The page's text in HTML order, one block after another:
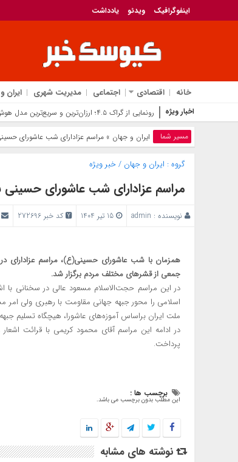
اینفوگرافیک ویدئو یادداشت
خانه اقتصادی اجتماعی مدیریت شهری ایران
اخبار ویژه رونمایی از گراک ۴.۵؛ ارزان‌ترین و سریع‌ترین مدل هوش مصنوعی ایلان ماسک برای رقابت با جی‌پی‌تی
مسیر شما ایران و جهان » مراسم عزادارای شب عاشورای
گروه : ایران و جهان /خبر ویژه
مراسم عزادارای شب عاشورای حسینی
نویسنده : admin کد خبر 272696
همزمان با شب عاشورای حسینی(ع)، مراسم عزادارای
جمعی از قشرهای مختلف مردم برگزار شد.
در این مراسم حجت‌الاسلام مسعود عالی در سخنانی با
اسلامی را محور جبهه جهانی مقاومت با رهبری ولی امر
ملت ایران براساس آموزه‌های عاشورا، هیچگاه تسلیم
در ادامه این مراسم آقای محمود کریمی با قرائت
پرداخت.
برچسب ها :
این مطلب بدون برچسب می باشد.
نوشته های مشابه